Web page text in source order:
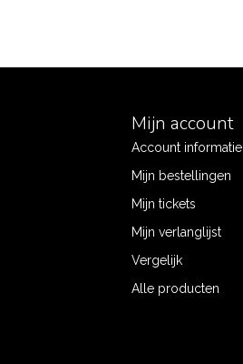
Mijn account
Account informatie
Mijn bestellingen
Mijn tickets
Mijn verlanglijst
Vergelijk
Alle producten